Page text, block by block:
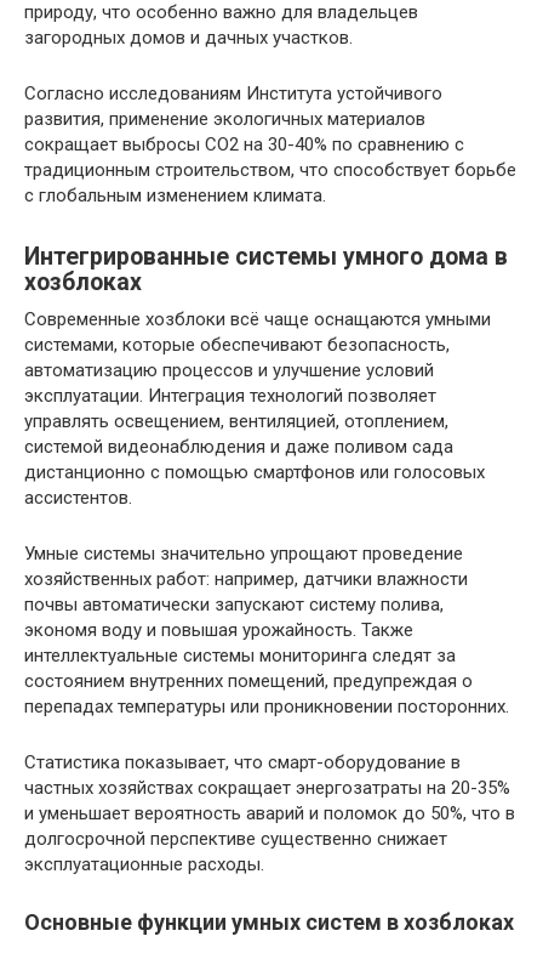
природу, что особенно важно для владельцев
загородных домов и дачных участков.
Согласно исследованиям Института устойчивого
развития, применение экологичных материалов
сокращает выбросы CO2 на 30-40% по сравнению с
традиционным строительством, что способствует борьбе
с глобальным изменением климата.
Интегрированные системы умного дома в
хозблоках
Современные хозблоки всё чаще оснащаются умными
системами, которые обеспечивают безопасность,
автоматизацию процессов и улучшение условий
эксплуатации. Интеграция технологий позволяет
управлять освещением, вентиляцией, отоплением,
системой видеонаблюдения и даже поливом сада
дистанционно с помощью смартфонов или голосовых
ассистентов.
Умные системы значительно упрощают проведение
хозяйственных работ: например, датчики влажности
почвы автоматически запускают систему полива,
экономя воду и повышая урожайность. Также
интеллектуальные системы мониторинга следят за
состоянием внутренних помещений, предупреждая о
перепадах температуры или проникновении посторонних.
Статистика показывает, что смарт-оборудование в
частных хозяйствах сокращает энергозатраты на 20-35%
и уменьшает вероятность аварий и поломок до 50%, что в
долгосрочной перспективе существенно снижает
эксплуатационные расходы.
Основные функции умных систем в хозблоках